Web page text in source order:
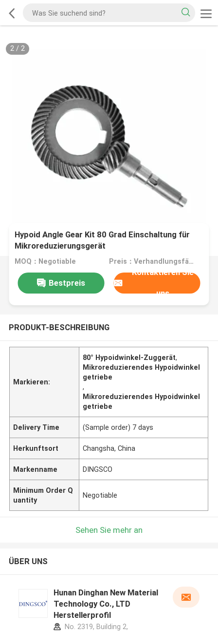
2/ 2
Hypoid Angle Gear Kit 80 Grad Einschaltung für
Mikroreduzierungsgerät
MOQ：Negotiable Preis：Verhandlungsfähig
Bestpreis
Kontaktieren Sie
uns
PRODUKT-BESCHREIBUNG
Markieren:
80° Hypoidwinkel-Zuggerät,
Mikroreduzierendes Hypoidwinkel
getriebe
,
Mikroreduzierendes Hypoidwinkel
getriebe
Delivery Time (Sample order) 7 days
Herkunftsort Changsha, China
Markenname DINGSCO
Minimum Order Q
uantity
Negotiable
Sehen Sie mehr an
ÜBER UNS
Hunan Dinghan New Material
Technology Co., LTD
Herstellerprofil
No. 2319, Building 2,